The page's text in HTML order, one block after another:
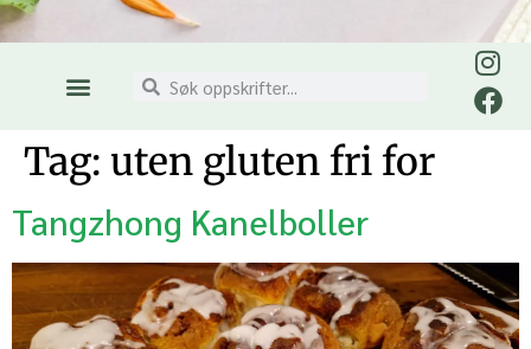
Tag: uten gluten fri for
Tangzhong Kanelboller